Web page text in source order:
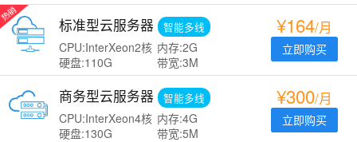
标准型云服务器 智能多线
CPU:InterXeon2核 内存:2G
硬盘:110G
带宽:3M
¥164/月
立即购买
商务型云服务器 智能多线
CPU:InterXeon4核 内存:4G
硬盘:130G
带宽:5M
¥300/月
立即购买